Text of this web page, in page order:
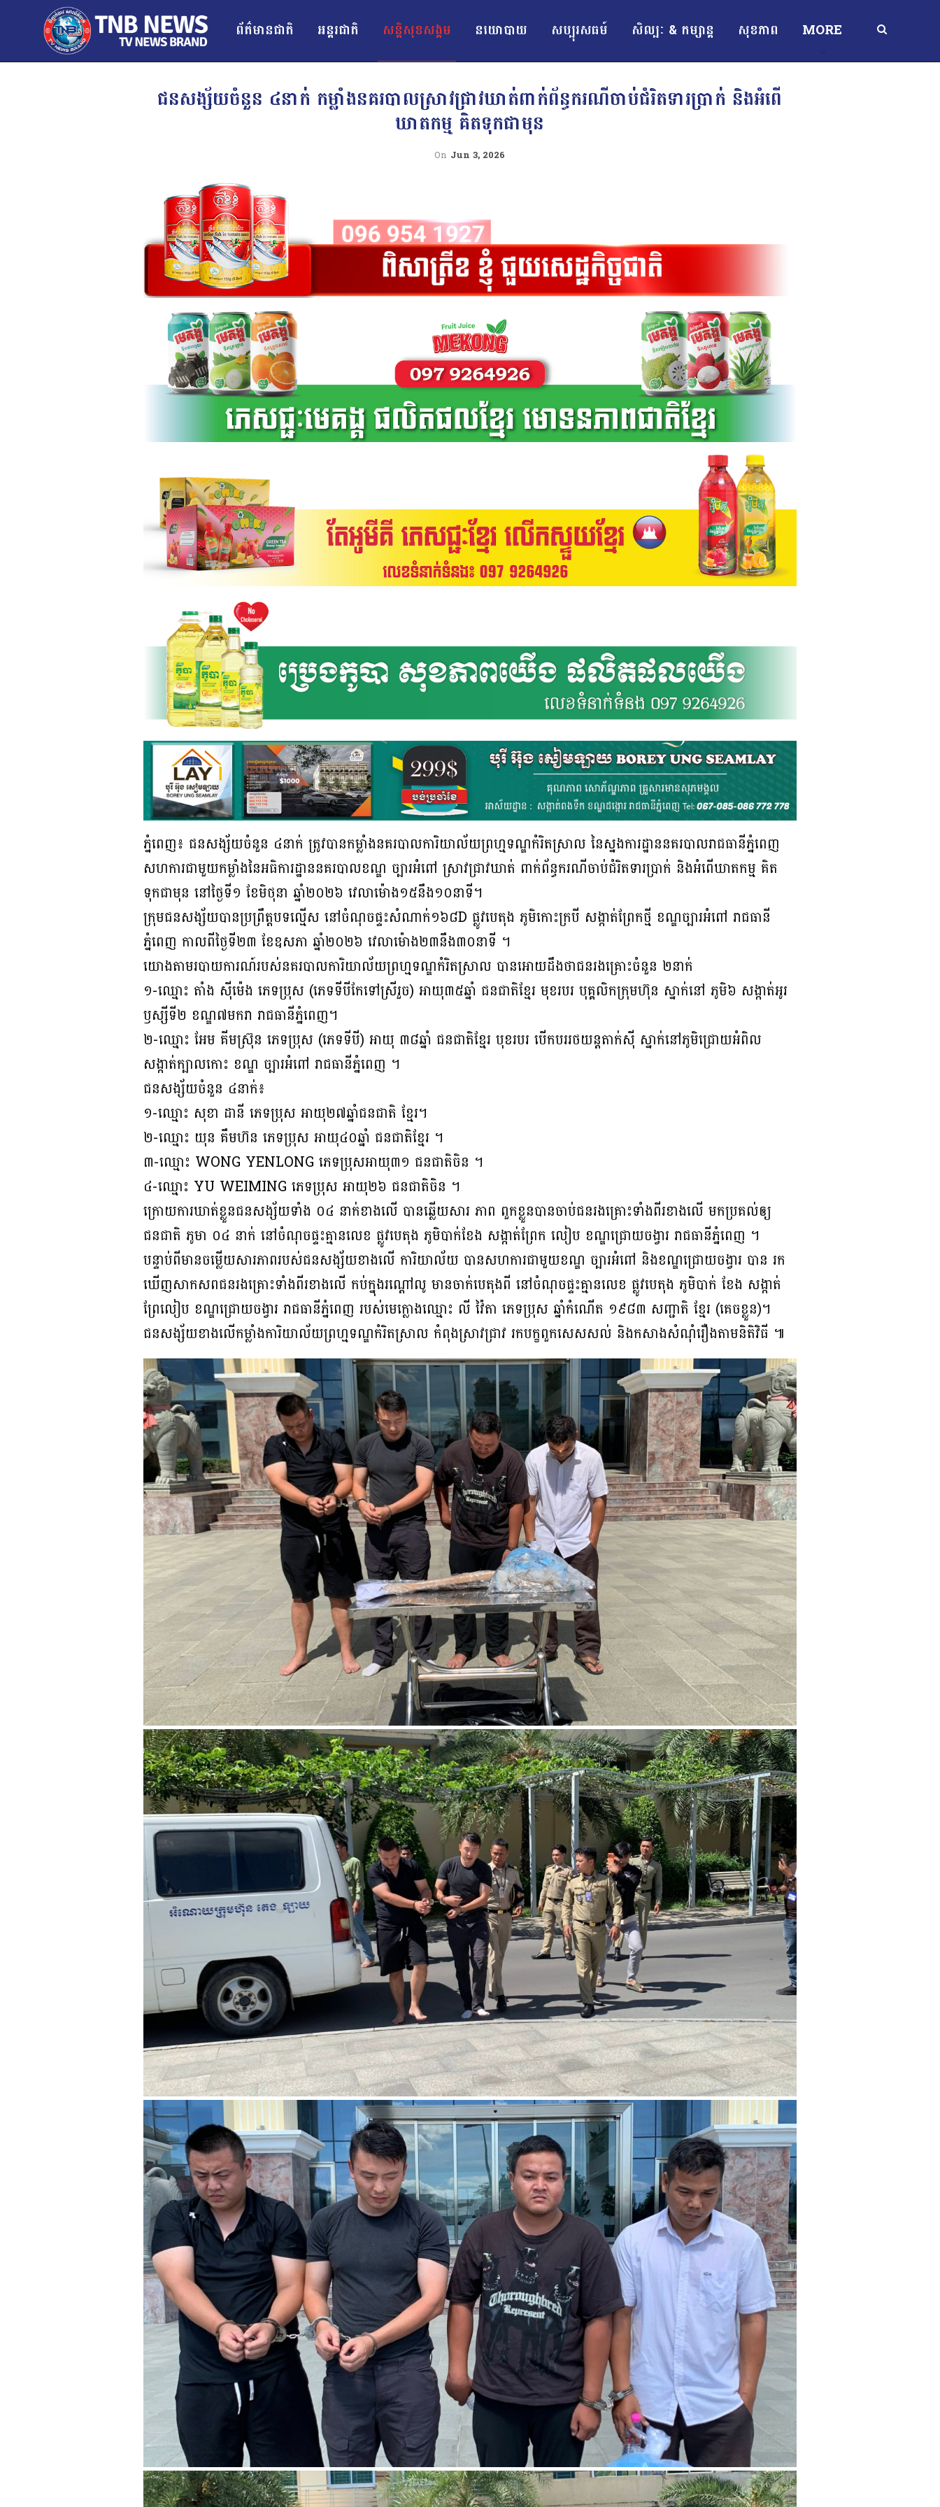
ព័ត៌មានជាតិ អន្ដរជាតិ សន្តិសុខសង្គម នយោបាយ សប្បុរសធម៍ សិល្បៈ & កម្សាន្ត សុខភាព MORE
ជនសង្ស័យចំនួន ៤នាក់ កម្លាំងនគរបាលស្រាវជ្រាវឃាត់ពាក់ព័ន្ធករណីចាប់ជំរិតទារប្រាក់ និងអំពើ
ឃាតកម្ម គិតទុកជាមុន
On Jun 3, 2026
ភ្នំពេញ៖ ជនសង្ស័យចំនួន ៤នាក់ ត្រូវបានកម្លាំងនគរបាលការិយាល័យព្រហ្មទណ្ឌកំរិតស្រាល នៃស្នងការដ្ឋាននគរបាលរាជធានីភ្នំពេញ
សហការជាមួយកម្លាំងនៃអធិការដ្ឋាននគរបាលខណ្ឌ ច្បារអំពៅ ស្រាវជ្រាវឃាត់ ពាក់ព័ន្ធករណីចាប់ជំរិតទារប្រាក់ និងអំពើឃាតកម្ម គិត
ទុកជាមុន នៅថ្ងៃទី១ ខែមិថុនា ឆ្នាំ២០២៦ វេលាម៉ោង១៥នឹង១០នាទី។
ក្រុមជនសង្ស័យបានប្រព្រឹត្តបទល្មើស នៅចំណុចផ្ទះសំណាក់១៦៨D ផ្លូវបេតុង ភូមិកោះក្របី សង្កាត់ព្រែកថ្មី ខណ្ឌច្បារអំពៅ រាជធានី
ភ្នំពេញ កាលពីថ្ងៃទី២៣ ខែឧសភា ឆ្នាំ២០២៦ វេលាម៉ោង២៣នឹង៣០នាទី ។
យោងតាមរបាយការណ៍របស់នគរបាលការិយាល័យព្រហ្មទណ្ឌកំរិតស្រាល បានអោយដឹងថាជនរងគ្រោះចំនួន ២នាក់
១-ឈ្មោះ តាំង សុីម៉េង ភេទប្រុស (ភេទទីបីកែទៅស្រីរួច) អាយុ៣៥ឆ្នាំ ជនជាតិខ្មែរ មុខរបរ បុគ្គលិកក្រុមហ៊ុន ស្នាក់នៅ ភូមិ៦ សង្កាត់អូរ
ឫស្សីទី២ ខណ្ឌ៧មករា រាជធានីភំ្នពេញ។
២-ឈ្មោះ អែម គីមស្រ៊ុន ភេទប្រុស (ភេទទីបី) អាយុ ៣៨ឆ្នាំ ជនជាតិខ្មែរ បុខរបរ បេីកបររថយន្តតាក់សុី ស្នាក់នៅភូមិជ្រោយអំពិល
សង្កាត់ក្បាលកោះ ខណ្ឌ ច្បារអំពៅ រាជធានីភ្នំពេញ ។
ជនសង្ស័យចំនួន ៤នាក់៖
១-ឈ្មោះ សុខា ដានី ភេទប្រុស អាយុ២៧ឆ្នាំជនជាតិ ខ្មែរ។
២-ឈ្មោះ យុន គឹមហ៊ន ភេទប្រុស អាយុ៤០ឆ្នាំ ជនជាតិខ្មែរ ។
៣-ឈ្មោះ WONG YENLONG ភេទប្រុសអាយុ៣១ ជនជាតិចិន ។
៤-ឈ្មោះ YU WEIMING ភេទប្រុស អាយុ២៦ ជនជាតិចិន ។
ក្រោយការឃាត់ខ្លួនជនសង្ស័យទាំង ០៤ នាក់ខាងលើ បានឆ្លើយសារ ភាព ពួកខ្លួនបានចាប់ជនរងគ្រោះទាំងពីរខាងលើ មកប្រគល់ឲ្យ
ជនជាតិ ភូមា ០៤ នាក់ នៅចំណុចផ្ទះគ្មានលេខ ផ្លូវបេតុង ភូមិបាក់ខែង សង្កាត់ព្រែក លៀប ខណ្ឌជ្រោយចង្វារ រាជធានីភ្នំពេញ ។
បន្ទាប់ពីមានចម្លើយសារភាពរបស់ជនសង្ស័យខាងលើ ការិយាល័យ បានសហការជាមួយខណ្ឌ ច្បារអំពៅ និងខណ្ឌជ្រោយចង្វារ បាន រក
ឃើញសាកសពជនរងគ្រោះទាំងពីរខាងលើ កប់ក្នុងរណ្តៅលូ មានចាក់បេតុងពី នៅចំណុចផ្ទះគ្មានលេខ ផ្លូវបេតុង ភូមិបាក់ ខែង សង្កាត់
ព្រែលៀប ខណ្ឌជ្រោយចង្វារ រាជធានីភ្នំពេញ របស់មេក្លោងឈ្មោះ លី វ៉ៃតា ភេទប្រុស ឆ្នាំកំណើត ១៩៨៣ សញ្ជាតិ ខ្មែរ (គេចខ្លួន)។
ជនសង្ស័យខាងលើកម្លាំងការិយាល័យព្រហ្មទណ្ឌកំរិតស្រាល កំពុងស្រាវជ្រាវ រកបក្ខពួកសេសសល់ និងកសាងសំណុំរឿងតាមនិតិវិធី ៕